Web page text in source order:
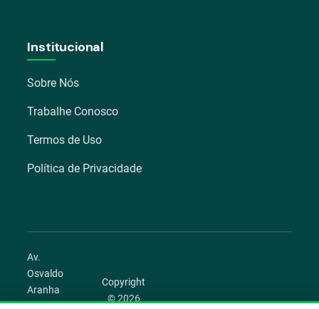
Institucional
Sobre Nós
Trabalhe Conosco
Termos de Uso
Política de Privacidade
Av.
Osvaldo
Aranha
1022 –
Copyright
© 2026